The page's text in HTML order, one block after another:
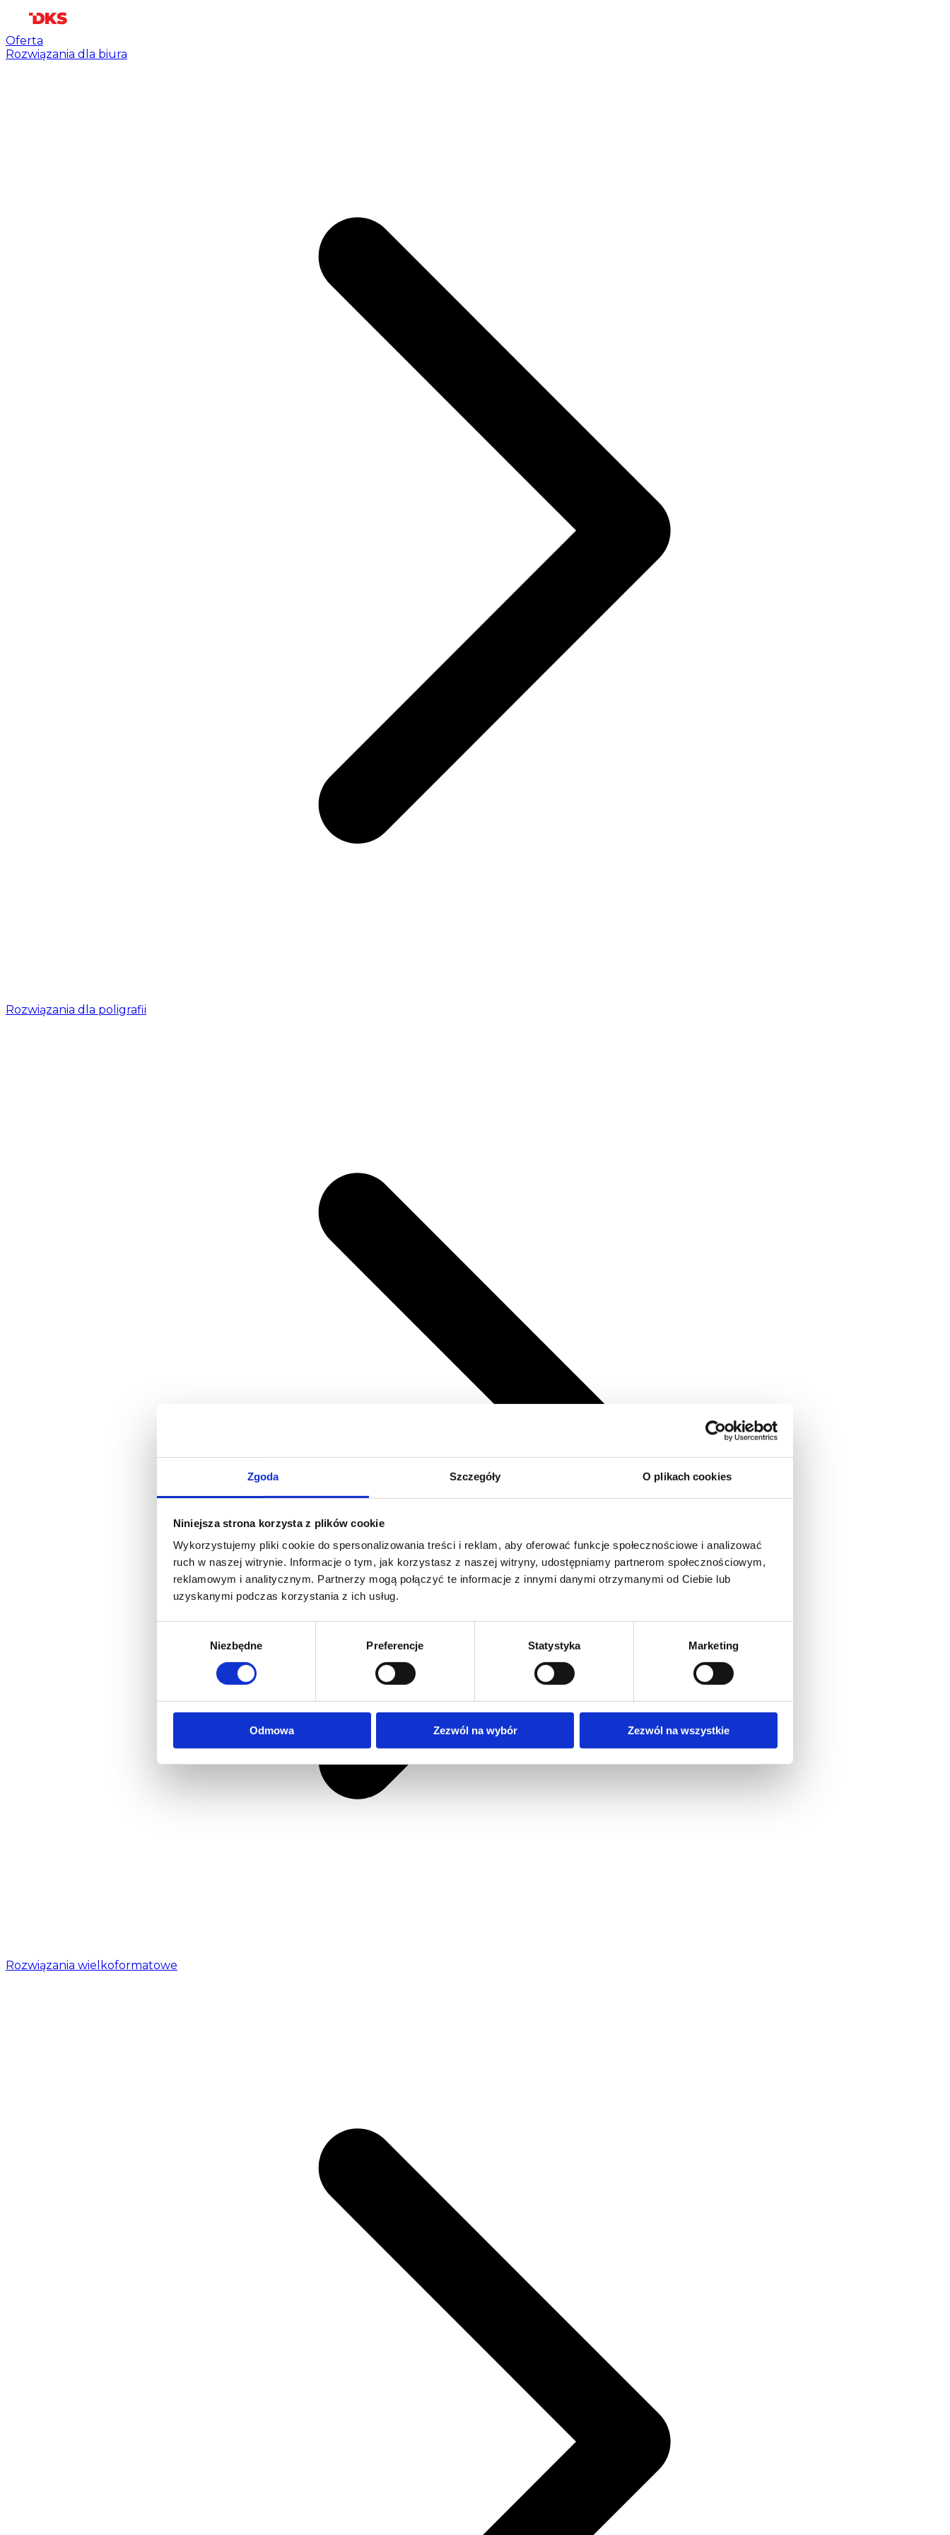
Zgoda Szczegóły O plikach cookies
Niniejsza strona korzysta z plików cookie
Wykorzystujemy pliki cookie do spersonalizowania treści i reklam, aby oferować funkcje społecznościowe i analizować
ruch w naszej witrynie. Informacje o tym, jak korzystasz z naszej witryny, udostępniamy partnerom społecznościowym,
reklamowym i analitycznym. Partnerzy mogą połączyć te informacje z innymi danymi otrzymanymi od Ciebie lub
uzyskanymi podczas korzystania z ich usług.
Niezbędne Preferencje Statystyka Marketing
Odmowa Zezwól na wybór Zezwól na wszystkie
Oferta
Rozwiązania dla biura
Rozwiązania dla poligrafii
Rozwiązania wielkoformatowe